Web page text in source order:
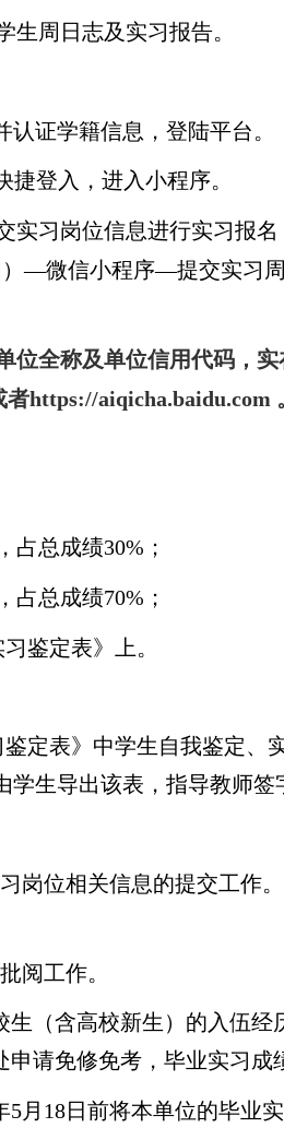
周日志及实习报告。
认证学籍信息，登陆平台。
登入，进入小程序。
习岗位信息进行实习报
）—微信小程序—提交实习
全称及单位信用代码，实
者https://aiqicha.baidu.com
占总成绩30% ；
占总成绩70% ；
鉴定表》上。
定表》中学生自我鉴定、
生导出该表，指导教师签
岗位相关信息的提交工作
阅工作。
（含高校新生）的入伍
请免修免考，毕业实习成
5月 18日前将本单位的毕业